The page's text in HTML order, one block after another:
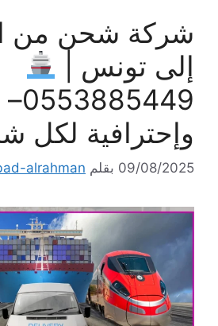
شركة شحن من
إلى تونس |
وإحترافية لكل
09/08/2025 بقلم alrahman